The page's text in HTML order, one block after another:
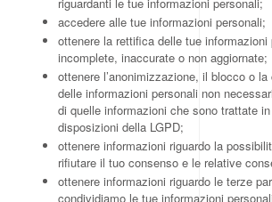
accedere alle tue informazioni personali;
ottenere la rettifica delle tue informazioni
incomplete, inaccurate o non aggiornate;
ottenere l’anonimizzazione, il blocco o
delle informazioni personali non
di quelle informazioni che sono trattate
disposizioni della LGPD;
ottenere informazioni riguardo la
rifiutare il tuo consenso e le relative
ottenere informazioni riguardo le terze
condividiamo le tue informazioni